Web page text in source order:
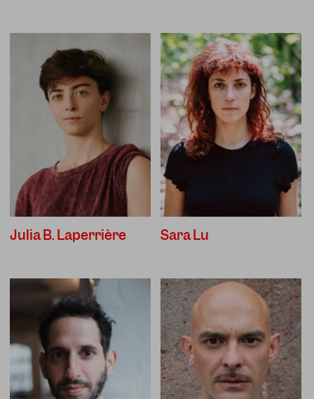
Julia B. Laperrière Sara Lu